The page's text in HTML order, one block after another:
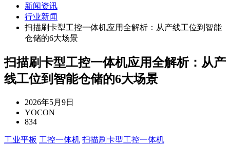
新闻资讯
行业新闻
扫描刷卡型工控一体机应用全解析：从产线工位到智能
仓储的6大场景
扫描刷卡型工控一体机应用全解析：从产
线工位到智能仓储的6大场景
2026年5月9日
YOCON
834
工业平板 工控一体机 扫描刷卡型工控一体机